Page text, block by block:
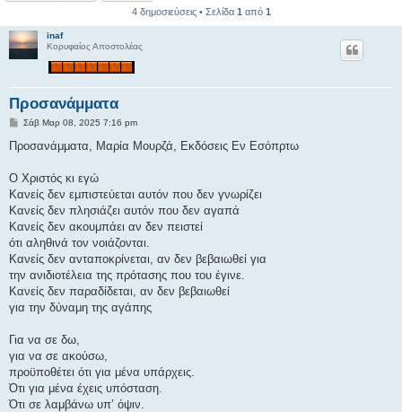
4 δημοσιεύσεις • Σελίδα 1 από 1
inaf
Κορυφαίος Αποστολέας
Προσανάμματα
Δ
μ
υ
σ
Σάβ Μαρ 08, 2025 7:16 pm
Προσανάμματα, Μαρία Μουρζά, Εκδόσεις Εν Εσόπρτω
Ο Χριστός κι εγώ
Κανείς δεν εμπιστεύεται αυτόν που δεν γνωρίζει
Κανείς δεν πλησιάζει αυτόν που δεν αγαπά
Κανείς δεν ακουμπάει αν δεν πειστεί
ότι αληθινά τον νοιάζονται.
Κανείς δεν ανταποκρίνεται, αν δεν βεβαιωθεί για
την ανιδιοτέλεια της πρότασης που του έγινε.
Κανείς δεν παραδίδεται, αν δεν βεβαιωθεί
για την δύναμη της αγάπης
Για να σε δω,
για να σε ακούσω,
προϋποθέτει ότι για μένα υπάρχεις.
Ότι για μένα έχεις υπόσταση.
Ότι σε λαμβάνω υπ’ όψιν.